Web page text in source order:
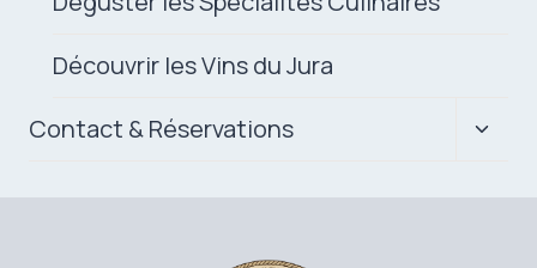
Découvrir les Vins du Jura
Contact & Réservations